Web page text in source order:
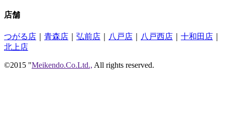
店舗
つがる店 青森店 弘前店 八戸店 八戸西店 十和田店
北上店
©2015 "Meikendo.Co.Ltd., All rights reserved.